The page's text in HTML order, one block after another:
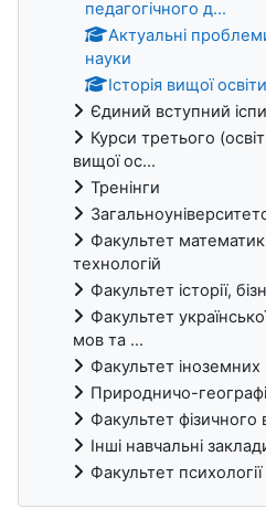
педагогічного д...
Актуальні
науки
Історія вищої освіти
Єдиний вступний
Курси третього
вищої ос...
Тренінги
Факультет
технологій
Факультет історії,
Факультет
мов та ...
Факультет
Природничо-
Факультет фізичного
Інші навчальні
Факультет психології